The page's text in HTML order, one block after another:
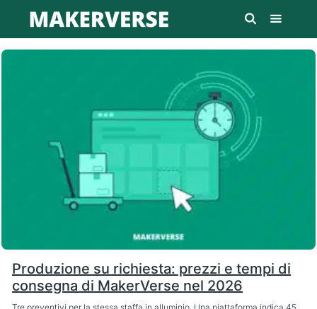
Produzione su richiesta: prezzi e tempi di
consegna di MakerVerse nel 2026